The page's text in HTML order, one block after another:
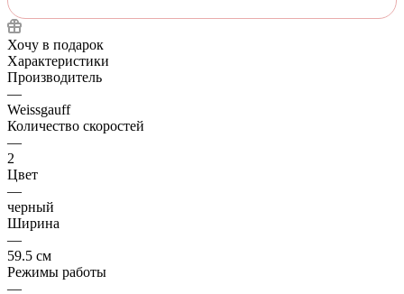
Хочу в подарок
Характеристики
Производитель
—
Weissgauff
Количество скоростей
—
2
Цвет
—
черный
Ширина
—
59.5 см
Режимы работы
—